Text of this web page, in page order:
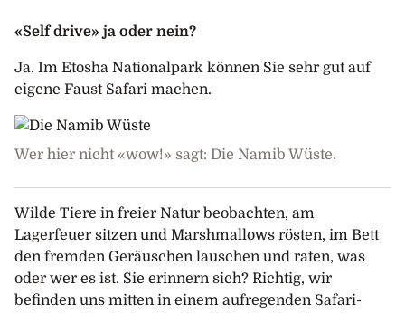
«Self drive» ja oder nein?
Ja. Im Etosha Nationalpark können Sie sehr gut auf
eigene Faust Safari machen.
Wer hier nicht «wow!» sagt: Die Namib Wüste.
Wilde Tiere in freier Natur beobachten, am
Lagerfeuer sitzen und Marshmallows rösten, im Bett
den fremden Geräuschen lauschen und raten, was
oder wer es ist. Sie erinnern sich? Richtig, wir
befinden uns mitten in einem aufregenden Safari-